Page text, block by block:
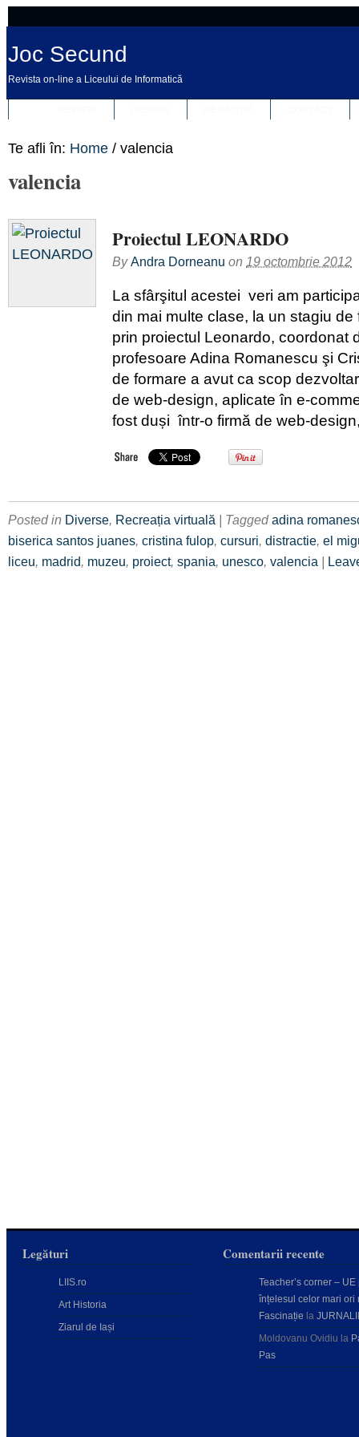
Joc Secund
Revista on-line a Liceului de Informatică
Te afli în: Home / valencia
valencia
Proiectul LEONARDO
ByAndra Dorneanu on 19 octombrie 2012
La sfârşitul acestei veri am
din mai multe clase, la un stagiu
prin proiectul Leonardo, coordonat
profesoare Adina Romanescu şi
de formare a avut ca scop
de web-design, aplicate în e-
fost duși într-o firmă de web-
Posted in Diverse, Recreația virtuală | Taggedadina
biserica santos juanes, cristina fulop, cursuri, distractie, el
liceu, madrid, muzeu, proiect, spania, unesco, valencia |
Legături
LIIS.ro
Art Historia
Ziarul de Iași
Comentarii recente
Teacher’s corner – UE
înțelesul celor mari ori
Fascinație la
Moldovanu Ovidiu la
Pas